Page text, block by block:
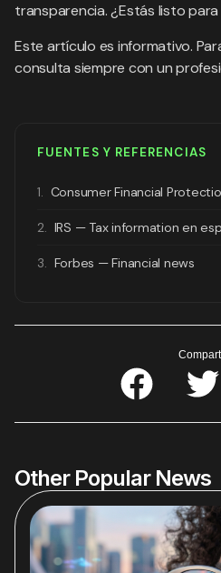
transparencia. ¿Estás listo
Este artículo es informativo.
consulta siempre con un
FUENTES Y REFERENCIAS
1. Consumer Financial
2. IRS — Tax information en
3. Forbes — Financial news
Other Popular News